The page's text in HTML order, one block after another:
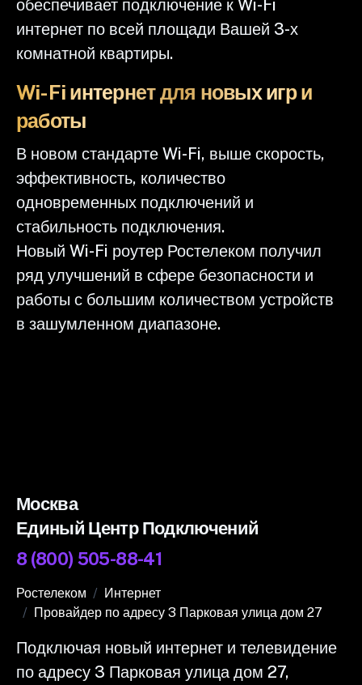
обеспечивает подключение к Wi-Fi
интернет по всей площади Вашей 3-х
комнатной квартиры.
Wi-Fi интернет для новых игр и
работы
В новом стандарте Wi-Fi, выше скорость,
эффективность, количество
одновременных подключений и
стабильность подключения.
Новый Wi-Fi роутер Ростелеком получил
ряд улучшений в сфере безопасности и
работы с большим количеством устройств
в зашумленном диапазоне.
Москва
Единый Центр Подключений
8 (800) 505-88-41
Ростелеком
Интернет
Провайдер по адресу 3 Парковая улица дом 27
Подключая новый интернет и телевидение
по адресу 3 Парковая улица дом 27,